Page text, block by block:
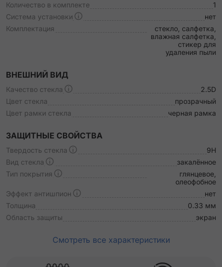
Количество в комплекте
1
Система установки
нет
Комплектация
стекло, салфетка,
влажная салфетка,
стикер для
удаления пыли
ВНЕШНИЙ ВИД
Качество стекла
2.5D
Цвет стекла
прозрачный
Цвет рамки стекла
черная рамка
ЗАЩИТНЫЕ СВОЙСТВА
Твердость стекла
9H
Вид стекла
закалённое
Тип покрытия
глянцевое,
олеофобное
Эффект антишпион
нет
Толщина
0.33 мм
Область защиты
экран
Смотреть все характеристики